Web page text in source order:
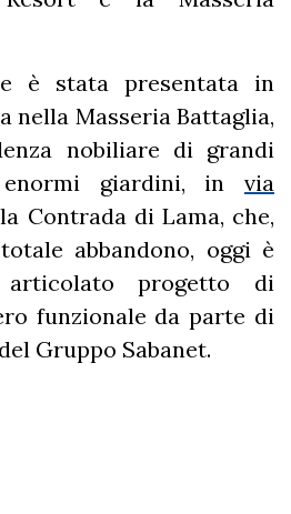
è stata presentata in
nella Masseria Battaglia,
nobiliare di grandi
giardini, in via
Contrada di Lama, che,
abbandono, oggi è
progetto di
funzionale da parte di
Gruppo Sabanet.